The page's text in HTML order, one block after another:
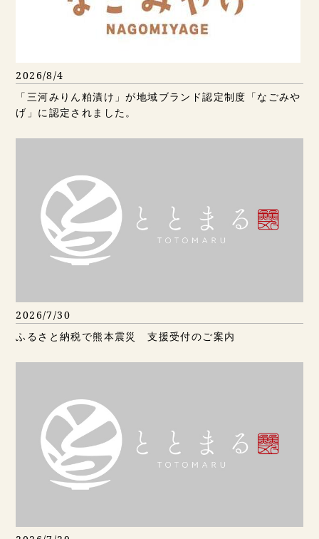
2026/8/4
「三河みりん粕漬け」が地域ブランド認定制度「なごみや
げ」に認定されました。
2026/7/30
ふるさと納税で熊本震災 支援受付のご案内